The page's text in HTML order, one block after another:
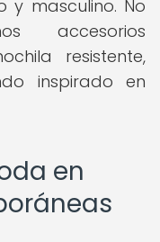
masculino. No
accesorios
resistente,
inspirado en
en